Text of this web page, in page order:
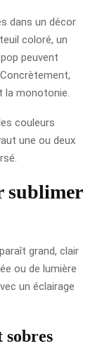
dans un décor
coloré, un
peuvent
monotonie.
couleurs
une ou deux
sublimer
grand, clair
ou de lumière
un éclairage
sobres